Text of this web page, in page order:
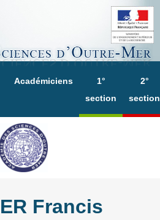
Académiciens
1°
section
2°
section
Francis